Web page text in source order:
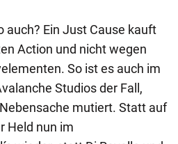
auch? Ein Just Cause kauft
Action und nicht wegen
So ist es auch im
Studios der Fall,
mutiert. Statt auf
Held nun im